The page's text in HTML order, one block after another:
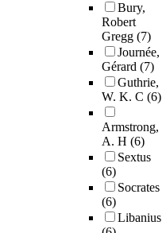
Bury,
Robert
Gregg (7)
Journée,
Gérard (7)
Guthrie,
W. K. C (6)
Armstrong,
A. H (6)
Sextus
(6)
Socrates
(6)
Libanius